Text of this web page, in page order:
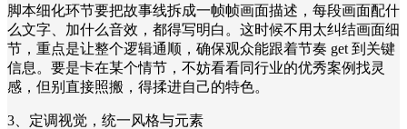
脚本细化环节要把故事线拆成一帧帧画面描述，每段画面配什
么文字、加什么音效，都得写明白。这时候不用太纠结画面细
节，重点是让整个逻辑通顺，确保观众能跟着节奏 get 到关键
信息。要是卡在某个情节，不妨看看同行业的优秀案例找灵
感，但别直接照搬，得揉进自己的特色。
3、定调视觉，统一风格与元素